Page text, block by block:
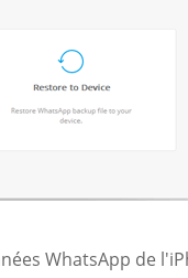
WhatsApp de